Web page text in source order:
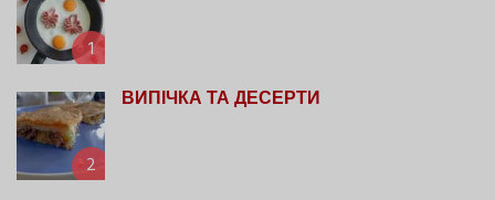
1
2
ВИПІЧКА ТА ДЕСЕРТИ